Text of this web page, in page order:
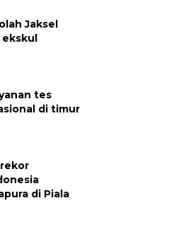
Jaksel
tes
di timur
di Piala